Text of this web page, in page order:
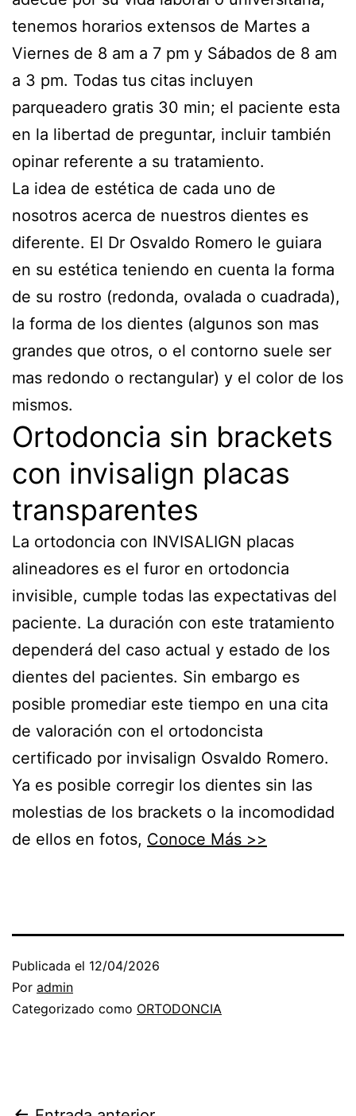
tenemos horarios extensos de Martes a
Viernes de 8 am a 7 pm y Sábados de 8 am
a 3 pm. Todas tus citas incluyen
parqueadero gratis 30 min; el paciente esta
en la libertad de preguntar, incluir también
opinar referente a su tratamiento.
La idea de estética de cada uno de
nosotros acerca de nuestros dientes es
diferente. El Dr Osvaldo Romero le guiara
en su estética teniendo en cuenta la forma
de su rostro (redonda, ovalada o cuadrada),
la forma de los dientes (algunos son mas
grandes que otros, o el contorno suele ser
mas redondo o rectangular) y el color de los
mismos.
Ortodoncia sin brackets
con invisalign placas
transparentes
La ortodoncia con INVISALIGN placas
alineadores es el furor en ortodoncia
invisible, cumple todas las expectativas del
paciente. La duración con este tratamiento
dependerá del caso actual y estado de los
dientes del pacientes. Sin embargo es
posible promediar este tiempo en una cita
de valoración con el ortodoncista
certificado por invisalign Osvaldo Romero.
Ya es posible corregir los dientes sin las
molestias de los brackets o la incomodidad
de ellos en fotos, Conoce Más >>
Publicada el 12/04/2026
Por admin
Categorizado como ORTODONCIA